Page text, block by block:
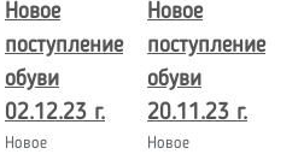
Новое
поступление
обуви
02.12.23 г.
Новое
Новое
поступление
обуви
20.11.23 г.
Новое